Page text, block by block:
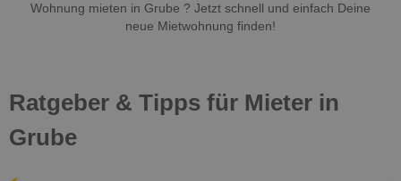
Wohnung mieten in Grube ? Jetzt schnell und einfach Deine
neue Mietwohnung finden!
Ratgeber & Tipps für Mieter in
Grube